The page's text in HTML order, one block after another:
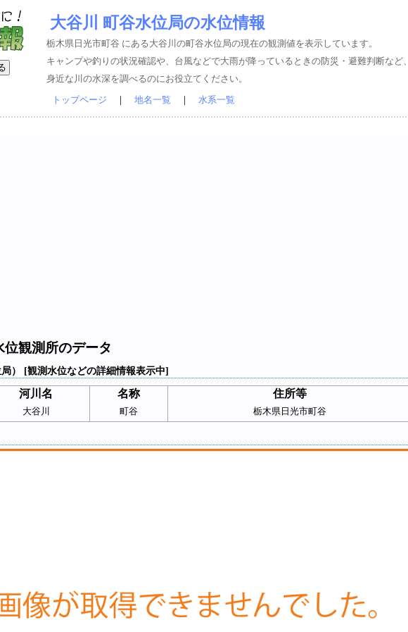
大谷川 町谷水位局の水位情報
栃木県日光市町谷 にある大谷川の町谷水位局の現在の観測値を表示しています。
キャンプや釣りの状況確認や、台風などで大雨が降っているときの防災・避難判断など、
身近な川の水深を調べるのにお役立てください。
トップページ 地名一覧 水系一覧
観測所のデータ
） [観測水位などの詳細情報表示中]
河川名 名称 住所等
大谷川 町谷 栃木県日光市町谷